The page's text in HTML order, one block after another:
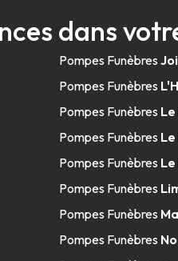
dans
Pompes Funèbres
Pompes Funèbres
Pompes Funèbres
Pompes Funèbres
Pompes Funèbres
Pompes Funèbres
Pompes Funèbres
Pompes Funèbres